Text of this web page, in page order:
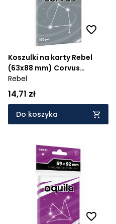
Koszulki na karty Rebel
(63x88 mm) Corvus
Premium, 100 sztuk
Rebel
14,71 zł
Do koszyka